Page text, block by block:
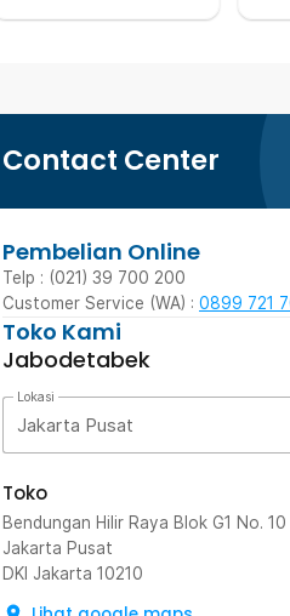
Contact Center
Pembelian Online
Telp : (021) 39 700 200
Customer Service (WA) : 0899 721
Toko Kami
Jabodetabek
Lokasi
Jakarta Pusat
Toko
Bendungan Hilir Raya Blok G1 No. 10
Jakarta Pusat
DKI Jakarta 10210